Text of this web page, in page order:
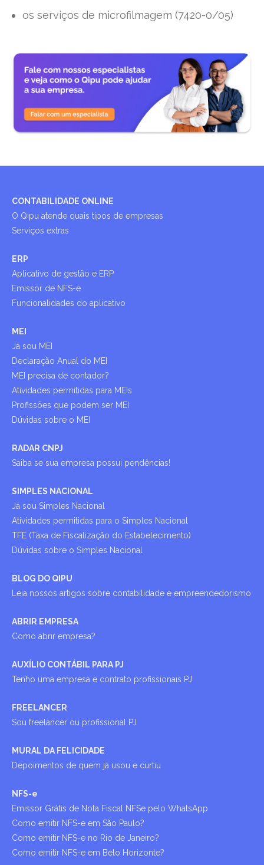
os serviços de microfilmagem (7420-0/05)
CONTABILIDADE ONLINE
O Qipu atende quais tipos de empresas
Serviços extras
ERP
Aplicativo de gestão e ERP
Emissor de NFS-e
Funcionalidades do aplicativo
MEI
Já sou MEI
Declaração Anual do MEI
MEI precisa de contador?
Atividades permitidas para MEIs
Profissões que podem ser MEI
Dúvidas sobre o MEI
RADAR CNPJ
Saiba se sua empresa possui pendências!
SIMPLES NACIONAL
Já sou Simples Nacional
Atividades permitidas para o Simples Nacional
TFE (Taxa de Fiscalização do Estabelecimento)
Dúvidas sobre o Simples Nacional
BLOG DO QIPU
Leia nossos artigos sobre contabilidade e empreendedorismo
ABRIR EMPRESA
Como abrir empresa?
AUXÍLIO CONTÁBIL PARA PJ
Tenho uma empresa e contrato profissionais PJ
FREELANCER
Sou freelancer ou profissional PJ
MURAL DA FELICIDADE
Depoimentos de quem já usou e curtiu
NFS-e
Emissor Grátis de Nota Fiscal NFSe pelo WhatsApp
Como emitir NFS-e em São Paulo?
Como emitir NFS-e no Rio de Janeiro?
Como emitir NFS-e em Belo Horizonte?